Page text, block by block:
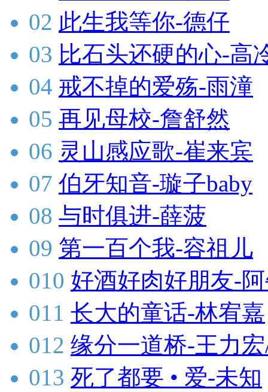
02 此生我等你-德仔
03 比石头还硬的心-高
04 戒不掉的爱殇-雨潼
05 再见母校-詹舒然
06 灵山感应歌-崔来宾
07 伯牙知音-璇子baby
08 与时俱进-薛菠
09 第一百个我-容祖儿
010 好酒好肉好朋友-
011 长大的童话-林宥嘉
012 缘分一道桥-王力
013 死了都要 • 爱-未知